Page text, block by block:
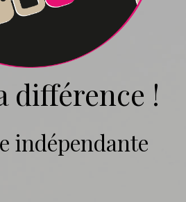
différence !
indépendante